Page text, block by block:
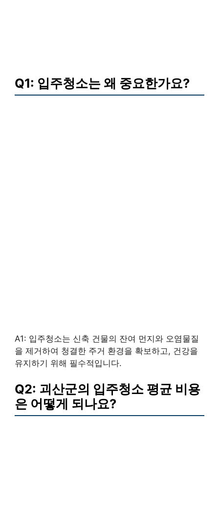
Q1: 입주청소는 왜 중요한가요?
A1: 입주청소는 신축 건물의 잔여 먼지와 오염물질
을 제거하여 청결한 주거 환경을 확보하고, 건강을
유지하기 위해 필수적입니다.
Q2: 괴산군의 입주청소 평균 비용
은 어떻게 되나요?